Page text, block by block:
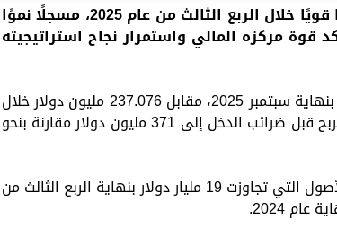
حقق البنك العربي الأفريقي الدولي أداءً ماليًا قويًا خلال الربع الثالث من عام 2025، مسجلًا نموًا
قوة مركزه المالي واستمرار نجاح استراتيجيته
وارتفع صافي أرباح البنك إلى 255.370 مليون دولار بنهاية سبتمبر 2025، مقابل 237.076 مليون دولار خلال
نفس الفترة من العام الماضي. كما ارتفع صافي الربح قبل ضرائب الدخل إلى 371 مليون دولار مقارنة بنحو
وأظهرت القوائم المالية نموًا واضحًا في إجمالي الأصول التي تجاوزت 19 مليار دولار بنهاية الربع الثالث من